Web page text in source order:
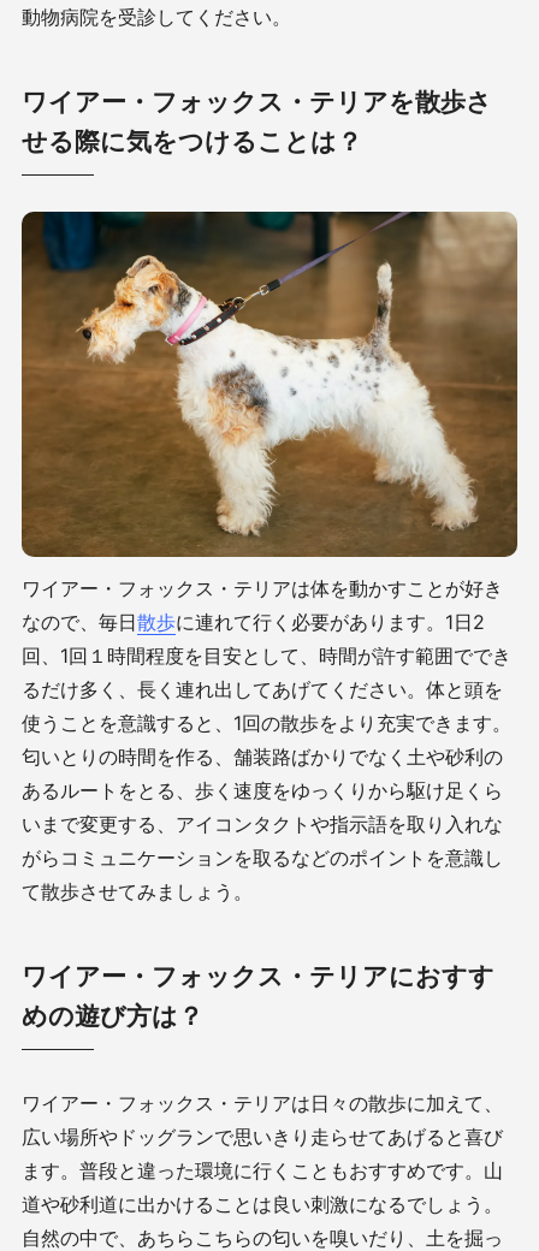
動物病院を受診してください。
ワイアー・フォックス・テリアを散歩さ
せる際に気をつけることは？
ワイアー・フォックス・テリアは体を動かすことが好き
なので、毎日散歩に連れて行く必要があります。 1日2
回、 1回１時間程度を目安として、時間が許す範囲ででき
るだけ多く、長く連れ出してあげてください。体と頭を
使うことを意識すると、 1回の散歩をより充実できます。
匂いとりの時間を作る、舗装路ばかりでなく土や砂利の
あるルートをとる、歩く速度をゆっくりから駆け足くら
いまで変更する、アイコンタクトや指示語を取り入れな
がらコミュニケーションを取るなどのポイントを意識し
て散歩させてみましょう。
ワイアー・フォックス・テリアにおすす
めの遊び方は？
ワイアー・フォックス・テリアは日々の散歩に加えて、
広い場所やドッグランで思いきり走らせてあげると喜び
ます。普段と違った環境に行くこともおすすめです。山
道や砂利道に出かけることは良い刺激になるでしょう。
自然の中で、あちらこちらの匂いを嗅いだり、土を掘っ